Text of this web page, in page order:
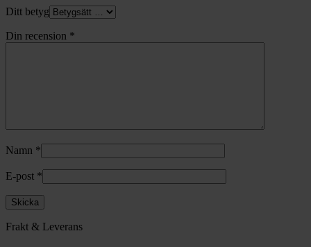
Ditt betyg
Din recension *
Namn *
E-post *
Frakt & Leverans